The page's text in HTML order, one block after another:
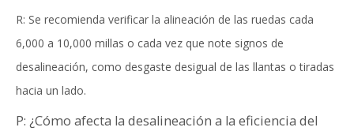
R: Se recomienda verificar la alineación de las ruedas cada
6,000 a 10,000 millas o cada vez que note signos de
desalineación, como desgaste desigual de las llantas o tiradas
hacia un lado.
P: ¿Cómo afecta la desalineación a la eficiencia del